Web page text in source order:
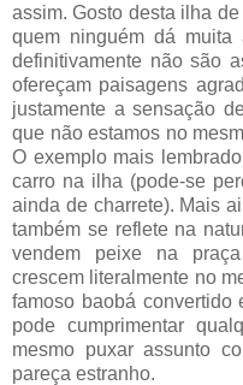
assim. Gosto desta ilha
quem ninguém dá muita
definitivamente não são
ofereçam paisagens
justamente a sensação
que não estamos no
O exemplo mais
carro na ilha (pode-se
ainda de charrete). Mais
também se reflete na
vendem peixe na
crescem literalmente no
famoso baobá convertido
pode cumprimentar
mesmo puxar assunto
pareça estranho.